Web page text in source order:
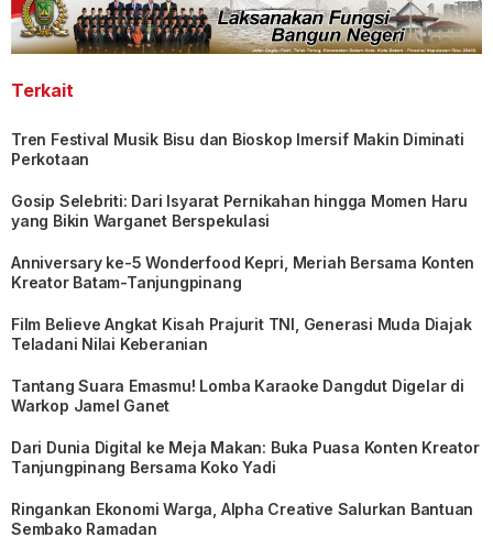
Terkait
Tren Festival Musik Bisu dan Bioskop Imersif Makin Diminati
Perkotaan
Gosip Selebriti: Dari Isyarat Pernikahan hingga Momen Haru
yang Bikin Warganet Berspekulasi
Anniversary ke-5 Wonderfood Kepri, Meriah Bersama Konten
Kreator Batam-Tanjungpinang
Film Believe Angkat Kisah Prajurit TNI, Generasi Muda Diajak
Teladani Nilai Keberanian
Tantang Suara Emasmu! Lomba Karaoke Dangdut Digelar di
Warkop Jamel Ganet
Dari Dunia Digital ke Meja Makan: Buka Puasa Konten Kreator
Tanjungpinang Bersama Koko Yadi
Ringankan Ekonomi Warga, Alpha Creative Salurkan Bantuan
Sembako Ramadan